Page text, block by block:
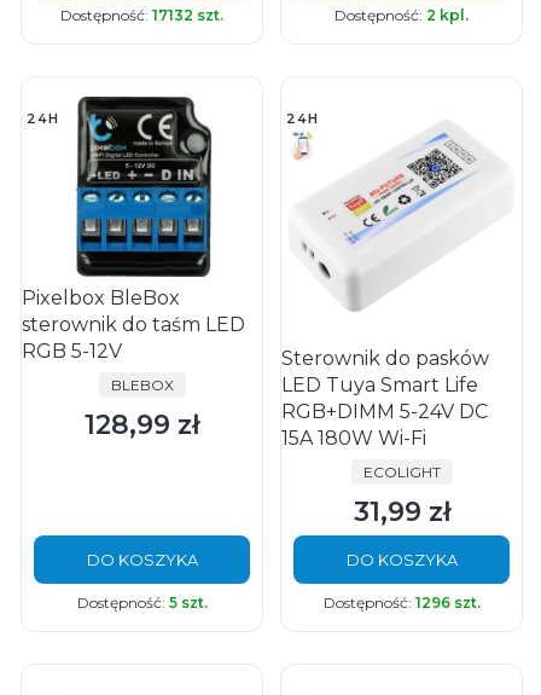
Dostępność: 17132 szt. Dostępność: 2 kpl.
24H
Pixelbox BleBox
sterownik do taśm LED
RGB 5-12V
PRODUCENT
BLEBOX
Cena
128,99 zł
DO KOSZYKA
Dostępność: 5 szt.
24H
Sterownik do pasków
LED Tuya Smart Life
RGB+DIMM 5-24V DC
15A 180W Wi-Fi
PRODUCENT
ECOLIGHT
Cena
31,99 zł
DO KOSZYKA
Dostępność: 1296 szt.